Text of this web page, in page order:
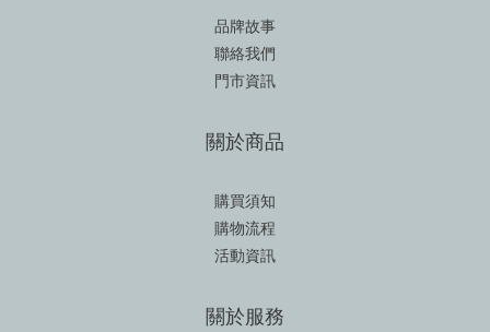
品牌故事
聯絡我們
門市資訊
關於商品
購買須知
購物流程
活動資訊
關於服務